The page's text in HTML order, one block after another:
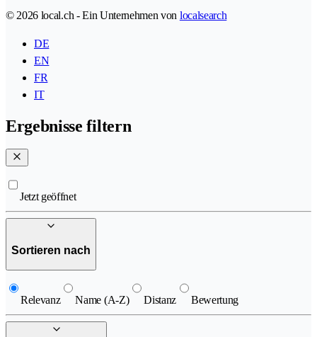
© 2026 local.ch - Ein Unternehmen von localsearch
DE
EN
FR
IT
Ergebnisse filtern
Jetzt geöffnet
Sortieren nach
Relevanz Name (A-Z) Distanz Bewertung